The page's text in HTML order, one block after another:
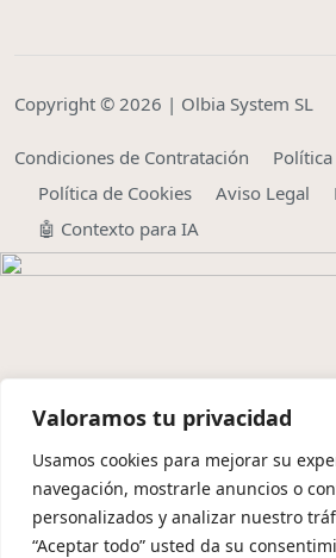
Valoramos tu privacidad
Usamos cookies para mejorar su
navegación, mostrarle anuncios o
personalizados y analizar nuestro
“Aceptar todo” usted da su
Copyright © 2026 | Olbia System SL
Condiciones de Contratación
Política de Cookies
Aviso Legal
🤖 Contexto para IA